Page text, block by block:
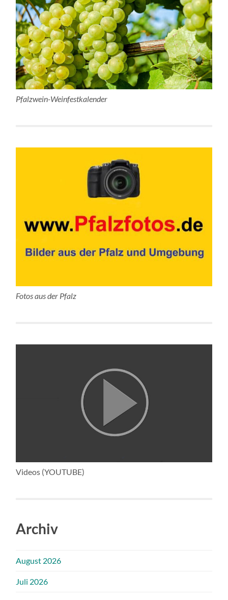
Pfalzwein-Weinfestkalender
Fotos aus der Pfalz
Videos (YOUTUBE)
Archiv
August 2026
Juli 2026